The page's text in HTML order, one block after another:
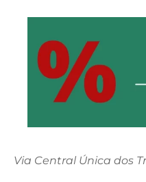
Via Central Única dos